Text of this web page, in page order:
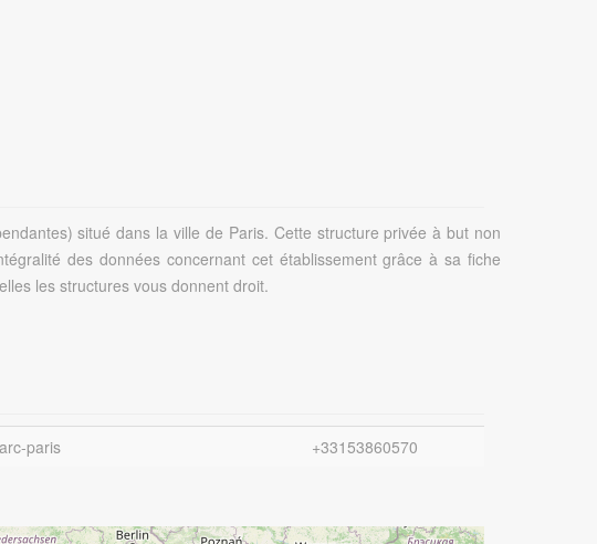
situé dans la ville de Paris. Cette structure privée à but non
des données concernant cet établissement grâce à sa fiche
les structures vous donnent droit.
paris +33153860570